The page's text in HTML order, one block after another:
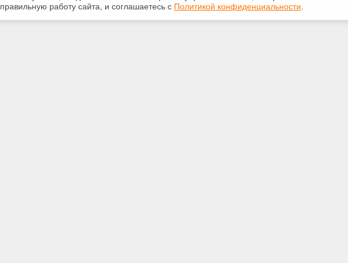
правильную работу сайта, и соглашаетесь с Политикой конфиденциальности.